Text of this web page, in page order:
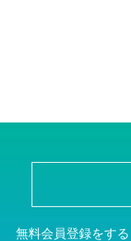
無料会員登録をす